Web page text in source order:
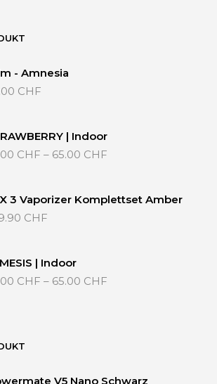
- Amnesia
CHF
| Indoor
CHF – 65.00 CHF
65.00 CHF
3 Vaporizer Komplettset Amber
CHF
| Indoor
CHF – 65.00 CHF
V5 Nano Schwarz